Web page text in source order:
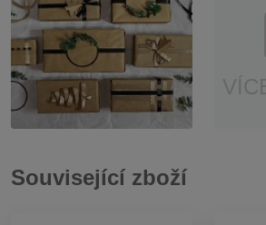
Související zboží